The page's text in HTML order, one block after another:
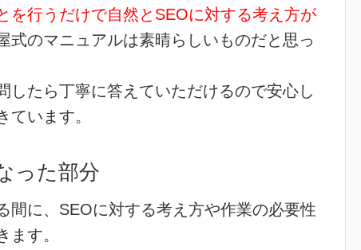
を行うだけで自然とSEOに対する考え方が
式のマニュアルは素晴らしいものだと思っ
したら丁寧に答えていただけるので安心し
ています。
った部分
間に、SEOに対する考え方や作業の必要性
ます。